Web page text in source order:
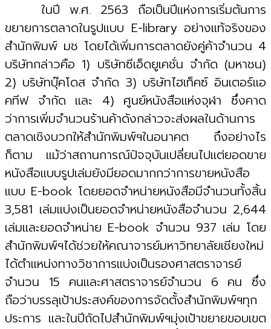
ในปี พ.ศ. 2563 ถือเป็นปีแห่งการเริ่มต้นการ
ขยายการตลาดในรูปแบบ E-library อย่างแท้จริงของ
สำนักพิมพ์ มช โดยได้เพิ่มการตลาดยังคู่ค้าจำนวน 4
บริษัทกล่าวคือ 1) บริษัทซีเอ็ดยูเคชั่น จำกัด (มหาชน)
2) บริษัทบุ๊คโดส จำกัด 3) บริษัทไฮเท็คซ์ อินเตอร์แอ
คทีฟ จำกัด และ 4) ศูนย์หนังสือแห่งจุฬา ซึ่งคาด
ว่าการเพิ่มจำนวนร้านค้าดังกล่าวจะส่งผลในด้านการ
ตลาดเชิงบวกให้สำนักพิมพ์ฯในอนาคต ถึงอย่างไร
ก็ตาม แม้ว่าสถานการณ์ปัจจุบันเปลี่ยนไปแต่ยอดขาย
หนังสือแบบรูปเล่มยังมียอดมากกว่าการขายหนังสือ
แบบ E-book โดยยอดจำหน่ายหนังสือมีจำนวนทั้งสิ้น
3,581 เล่มแบ่งเป็นยอดจำหน่ายหนังสือจำนวน 2,644
เล่มและยอดจำหน่าย E-book จำนวน 937 เล่ม โดย
สำนักพิมพ์ฯได้ช่วยให้คณาจารย์มหาวิทยาลัยเชียงใหม่
ได้ตำแหน่งทางวิชาการแบ่งเป็นรองศาสตราจารย์
จำนวน 15 คนและศาสตราจารย์จำนวน 6 คน ซึ่ง
ถือว่าบรรลุเป้าประสงค์ของการจัดตั้งสำนักพิมพ์ฯทุก
ประการ และในปีถัดไปสำนักพิมพ์ฯมุ่งเป้าขยายขอบเขต